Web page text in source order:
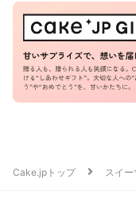
Cake.jpトップ スイ